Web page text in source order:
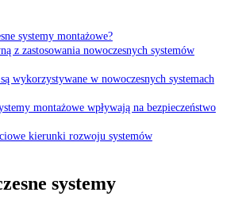
systemy montażowe?
z zastosowania nowoczesnych systemów
wykorzystywane w nowoczesnych systemach
montażowe wpływają na bezpieczeństwo
kierunki rozwoju systemów
systemy